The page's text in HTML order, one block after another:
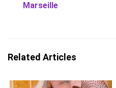
Marseille
Related Articles